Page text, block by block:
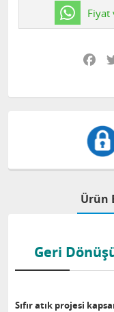
Fiyat
Ürün
Geri
Sıfır atık projesi